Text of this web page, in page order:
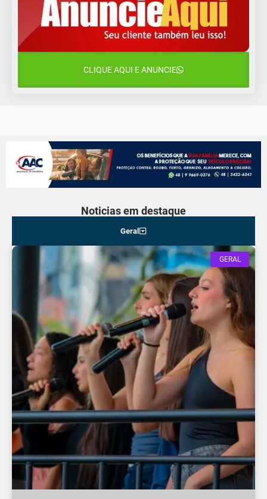
9 de agosto
Domingo
Segunda-Feira
CLIQUE AQUI E ANUNCIE
Noticias em destaque
Geral
GERAL